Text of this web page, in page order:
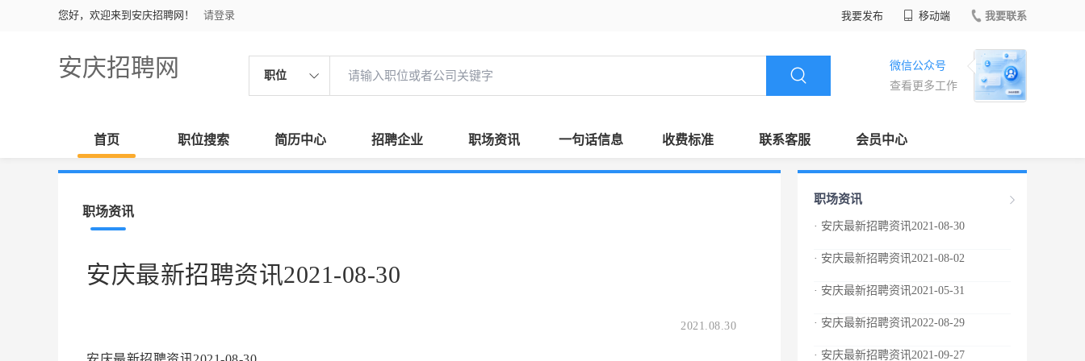
您好，欢迎来到安庆招聘网！ 请登录 我要发布 移动端 我要联系
安庆招聘网 职位
微信公众号
查看更多工作
首页 职位搜索 简历中心 招聘企业 职场资讯 一句话信息 收费标准 联系客服 会员中心
职场资讯
安庆最新招聘资讯2021-08-30
2021.08.30
职场资讯
· 安庆最新招聘资讯2021-08-30
· 安庆最新招聘资讯2021-08-02
· 安庆最新招聘资讯2021-05-31
· 安庆最新招聘资讯2022-08-29
· 安庆最新招聘资讯2021-09-27